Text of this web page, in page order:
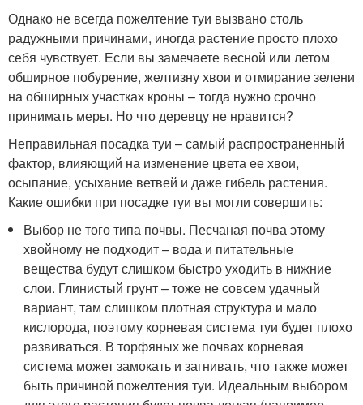
Однако не всегда пожелтение туи вызвано столь
радужными причинами, иногда растение просто плохо
себя чувствует. Если вы замечаете весной или летом
обширное побурение, желтизну хвои и отмирание зелени
на обширных участках кроны – тогда нужно срочно
принимать меры. Но что деревцу не нравится?
Неправильная посадка туи – самый распространенный
фактор, влияющий на изменение цвета ее хвои,
осыпание, усыхание ветвей и даже гибель растения.
Какие ошибки при посадке туи вы могли совершить:
Выбор не того типа почвы. Песчаная почва этому
хвойному не подходит – вода и питательные
вещества будут слишком быстро уходить в нижние
слои. Глинистый грунт – тоже не совсем удачный
вариант, там слишком плотная структура и мало
кислорода, поэтому корневая система туи будет плохо
развиваться. В торфяных же почвах корневая
система может замокать и загнивать, что также может
быть причиной пожелтения туи. Идеальным выбором